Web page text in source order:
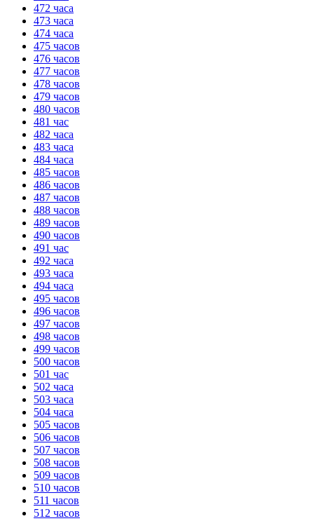
472 часа
473 часа
474 часа
475 часов
476 часов
477 часов
478 часов
479 часов
480 часов
481 час
482 часа
483 часа
484 часа
485 часов
486 часов
487 часов
488 часов
489 часов
490 часов
491 час
492 часа
493 часа
494 часа
495 часов
496 часов
497 часов
498 часов
499 часов
500 часов
501 час
502 часа
503 часа
504 часа
505 часов
506 часов
507 часов
508 часов
509 часов
510 часов
511 часов
512 часов